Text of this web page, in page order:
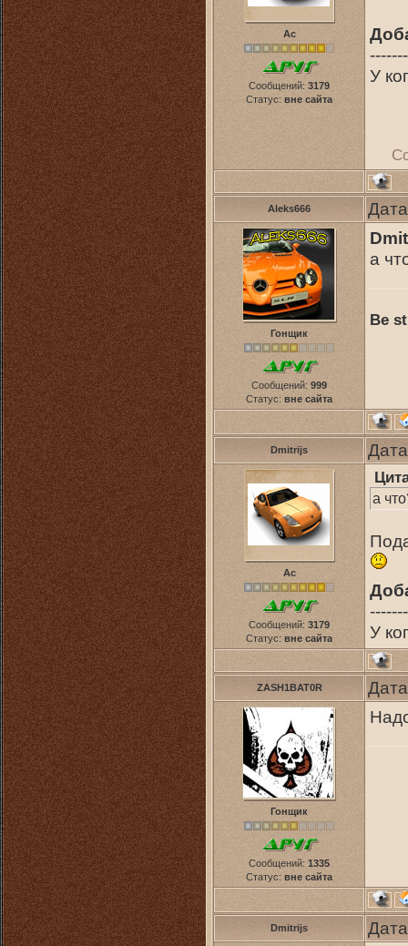
Ас
Сообщений: 3179
Статус: вне сайта
У
Aleks666
Гонщик
Сообщений: 999
Статус: вне сайта
а
Be
Dmitrijs
Ас
Сообщений: 3179
Статус: вне сайта
а
У
ZASH1BAT0R
Гонщик
Сообщений: 1335
Статус: вне сайта
Dmitrijs